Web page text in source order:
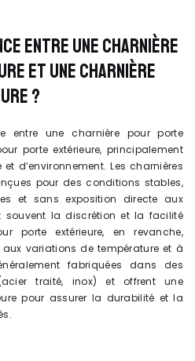
ENTRE UNE CHARNIÈRE
ET UNE CHARNIÈRE
?
entre une charnière pour porte
porte extérieure, principalement
d’environnement. Les charnières
pour des conditions stables,
et sans exposition directe aux
souvent la discrétion et la facilité
porte extérieure, en revanche,
aux variations de température et à
fabriquées dans des
traité, inox) et offrent une
pour assurer la durabilité et la